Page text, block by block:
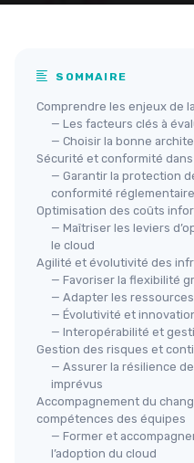
SOMMAIRE
Comprendre les enjeux de
— Les facteurs clés à
— Choisir la bonne
Sécurité et conformité
— Garantir la protection
conformité réglementaire
Optimisation des coûts
— Maîtriser les leviers
le cloud
Agilité et évolutivité des
— Favoriser la flexibilité
— Adapter les
— Évolutivité et
— Interopérabilité et
Gestion des risques et
— Assurer la résilience
imprévus
Accompagnement du
compétences des équipes
— Former et
l’adoption du cloud